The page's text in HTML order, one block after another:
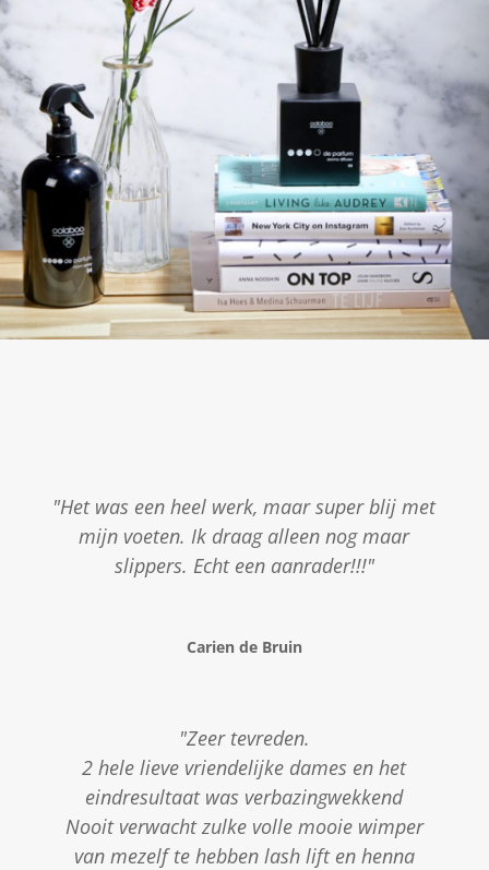
"Het was een heel werk, maar super blij met
mijn voeten. Ik draag alleen nog maar
slippers. Echt een aanrader!!!"
Carien de Bruin
"Zeer tevreden.
2 hele lieve vriendelijke dames en het
eindresultaat was verbazingwekkend
Nooit verwacht zulke volle mooie wimper
van mezelf te hebben lash lift en henna